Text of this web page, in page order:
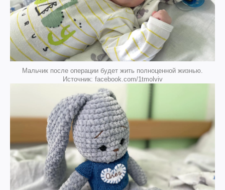
Мальчик после операции будет жить полноценной жизнью.
Источник: facebook.com/1tmolviv